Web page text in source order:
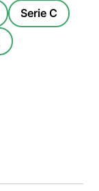
Serie C